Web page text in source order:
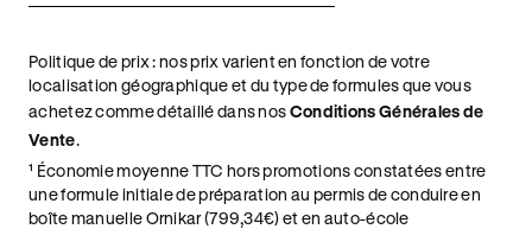
Politique de prix : nos prix varient en fonction de votre
localisation géographique et du type de formules que vous
achetez comme détaillé dans nosConditions Générales de
Vente.
¹ Économie moyenne TTC hors promotions constatées entre
une formule initiale de préparation au permis de conduire en
boîte manuelle Ornikar (799,34€) et en auto-école